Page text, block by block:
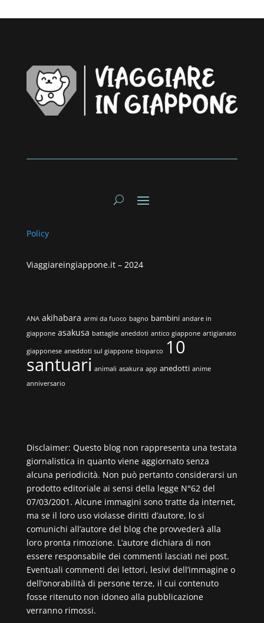
Policy
Viaggiareingiappone.it – 2024
ANA akihabara armi da fuoco bagno bambini andare in
giappone asakusa battaglie aneddoti antico giappone artigianato
giapponese aneddoti sul giappone bioparco 10
santuari animali asakura app anedotti anime
anniversario
Disclaimer: Questo blog non rappresenta una testata
giornalistica in quanto viene aggiornato senza
alcuna periodicità. Non può pertanto considerarsi un
prodotto editoriale ai sensi della legge N°62 del
07/03/2001. Alcune immagini sono tratte da internet,
ma se il loro uso violasse diritti d’autore, lo si
comunichi all’autore del blog che provvederà alla
loro pronta rimozione. L’autore dichiara di non
essere responsabile dei commenti lasciati nei post.
Eventuali commenti dei lettori, lesivi dell’immagine o
dell’onorabilità di persone terze, il cui contenuto
fosse ritenuto non idoneo alla pubblicazione
verranno rimossi.